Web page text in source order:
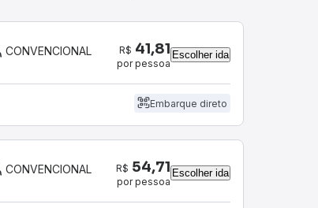
CONVENCIONAL R$ 41,81
por pessoa
Escolher ida
Embarque direto
CONVENCIONAL R$ 54,71
por pessoa
Escolher ida